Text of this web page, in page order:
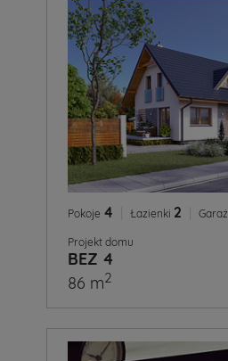
Pokoje 4 Łazienki 2 Garaż
Projekt domu
BEZ 4
86 m2